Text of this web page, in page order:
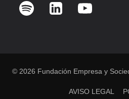
© 2026 Fundación Empresa y
AVISO LEGAL